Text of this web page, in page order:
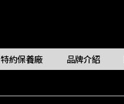
特約保養廠 品牌介紹